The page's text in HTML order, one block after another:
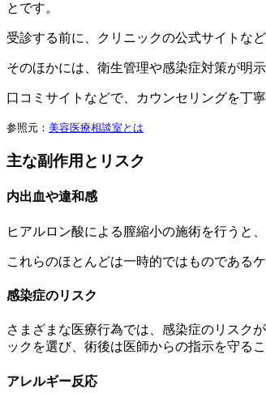
とです。
受診する前に、クリニックの公式サイトな
そのほかには、衛生管理や感染症対策が明
口コミサイトなどで、カウンセリングを丁
参照元： 美容医療相談室とは
主な副作用とリスク
内出血や違和感
ヒアルロン酸による膣縮小の施術を行うと
これらのほとんどは一時的ではものである
感染症のリスク
さまざまな医療行為では、感染症のリスク
ックを選び、術後は医師からの指示を守るこ
アレルギー反応